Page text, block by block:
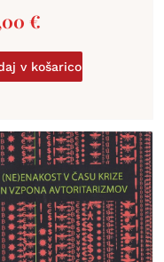
€
v košarico